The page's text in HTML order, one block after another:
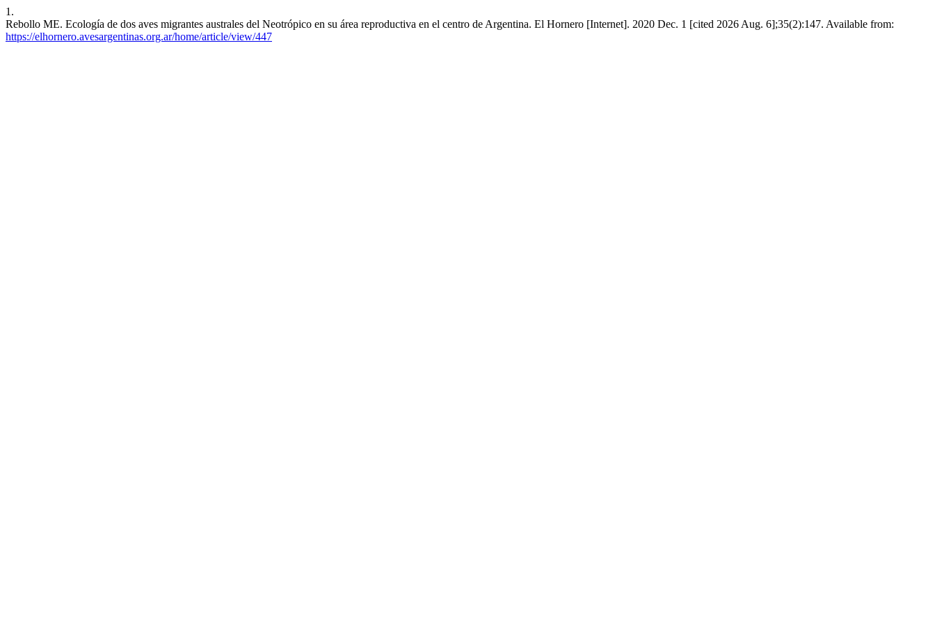
1.
Rebollo ME. Ecología de dos aves migrantes australes del Neotrópico en su área reproductiva en el centro de Argentina. El Hornero [Internet]. 2020 Dec. 1 [cited 2026 Aug. 6];35(2):147. Available from:
https://elhornero.avesargentinas.org.ar/home/article/view/447